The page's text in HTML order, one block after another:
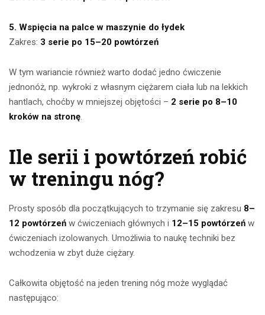
5. Wspięcia na palce w maszynie do łydek
Zakres: 3 serie po 15–20 powtórzeń
W tym wariancie również warto dodać jedno ćwiczenie
jednonóż, np. wykroki z własnym ciężarem ciała lub na lekkich
hantlach, choćby w mniejszej objętości – 2 serie po 8–10
kroków na stronę.
Ile serii i powtórzeń robić
w treningu nóg?
Prosty sposób dla początkujących to trzymanie się zakresu 8–
12 powtórzeń w ćwiczeniach głównych i 12–15 powtórzeń w
ćwiczeniach izolowanych. Umożliwia to naukę techniki bez
wchodzenia w zbyt duże ciężary.
Całkowita objętość na jeden trening nóg może wyglądać
następująco: